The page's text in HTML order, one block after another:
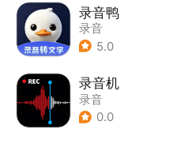
录音鸭
录音
5.0
录音机
录音
0.0